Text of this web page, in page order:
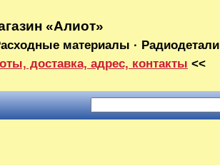
«Алиот»
материалы · Радиодетали
доставка, адрес, контакты <<